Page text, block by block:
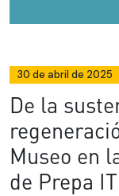
30 de abril de 2025
De la
Museo en
de Prepa